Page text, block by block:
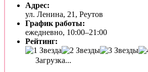
Адрес:
ул. Ленина, 21, Реутов
График работы:
ежедневно, 10:00–21:00
Рейтинг:
Загрузка...